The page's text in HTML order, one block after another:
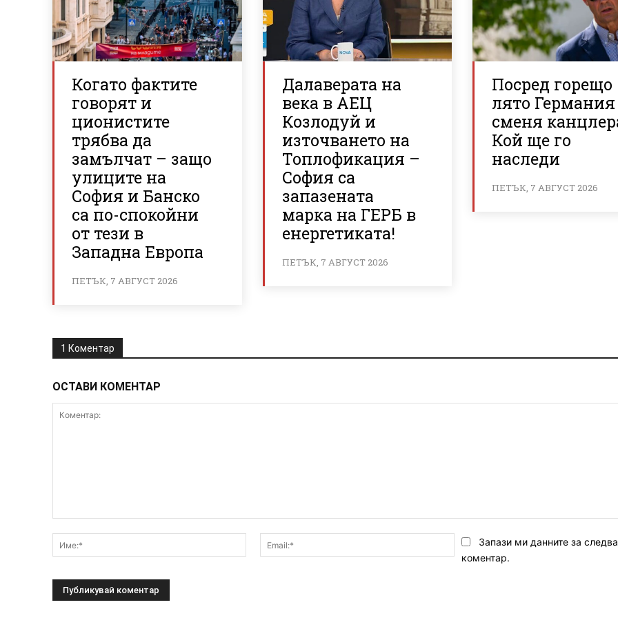
Когато фактите
говорят и
ционистите
трябва да
замълчат – защо
улиците на
София и Банско
са по-спокойни
от тези в
Западна Европа
ПЕТЪК, 7 АВГУСТ 2026
Далаверата на
века в АЕЦ
Козлодуй и
източването на
Топлофикация –
София са
запазената
марка на ГЕРБ в
енергетиката!
ПЕТЪК, 7 АВГУСТ 2026
Посред горещо
лято Германия
сменя
Кой ще го
наследи
ПЕТЪК, 7 АВГУСТ 2026
1 Коментар
ОСТАВИ КОМЕНТАР
Име:*
Email:*Запази ми данните за
коментар.